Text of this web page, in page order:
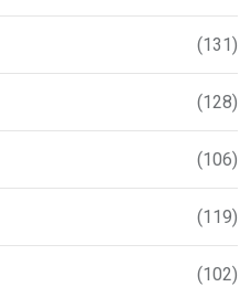
(131)
(128)
(106)
(119)
(102)